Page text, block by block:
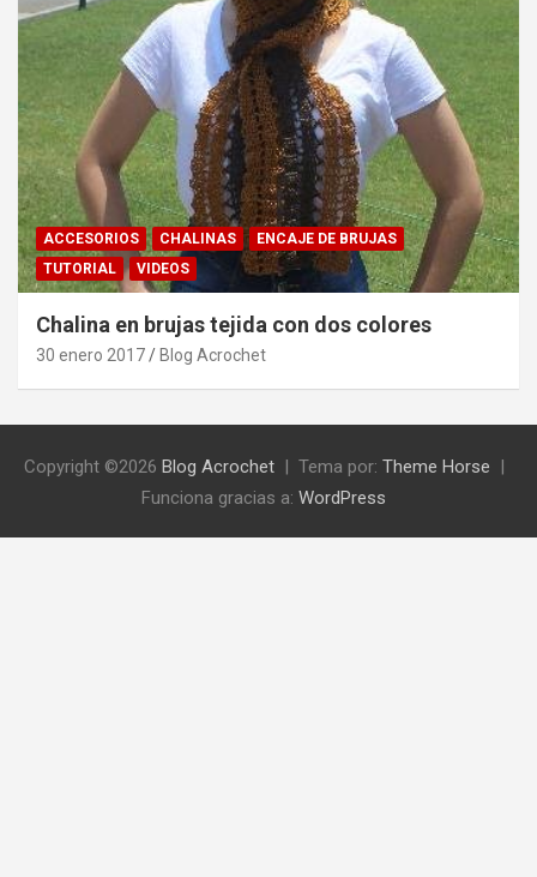
ACCESORIOS CHALINAS
ENCAJE DE BRUJAS
TUTORIAL
VIDEOS
Chalina en brujas tejida con dos colores
30 enero 2017 Blog Acrochet
Copyright ©2026 Blog Acrochet Tema por: Theme Horse
Funciona gracias a: WordPress